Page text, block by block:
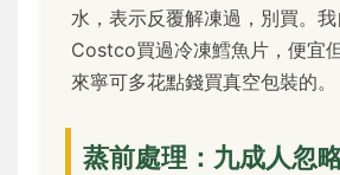
水，表示反覆解凍過，別買。
Costco買過冷凍鱈魚片，便宜
來寧可多花點錢買真空包裝的。
蒸前處理：九成人忽